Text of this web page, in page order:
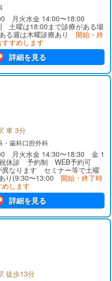
月火水金 14:00〜18:00
土曜は18:00まで診療がある場
る週は木曜診療あり 開始・終
すめします
詳細を見る
車 3分
・歯科口腔外科
月火水金 14:30〜18:30 金 1
休診 予約制 WEB予約可
異なります セミナー等で土曜
り(9:30〜13:00 開始・終了時
します
詳細を見る
徒歩13分